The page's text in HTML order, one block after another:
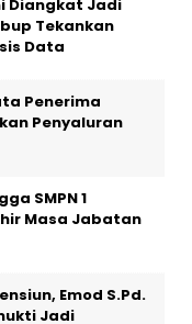
Diangkat Jadi
Tekankan
Data
Penerima
Penyaluran
SMPN 1
Masa Jabatan
Emod S.Pd.
Jadi